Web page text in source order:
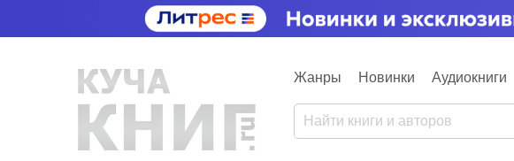
Жанры Новинки Аудиокниги